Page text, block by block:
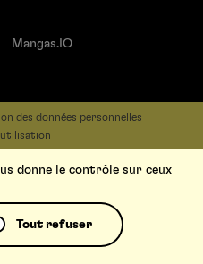
Mangas.IO
des données personnelles
donne le contrôle sur ceux
Tout refuser